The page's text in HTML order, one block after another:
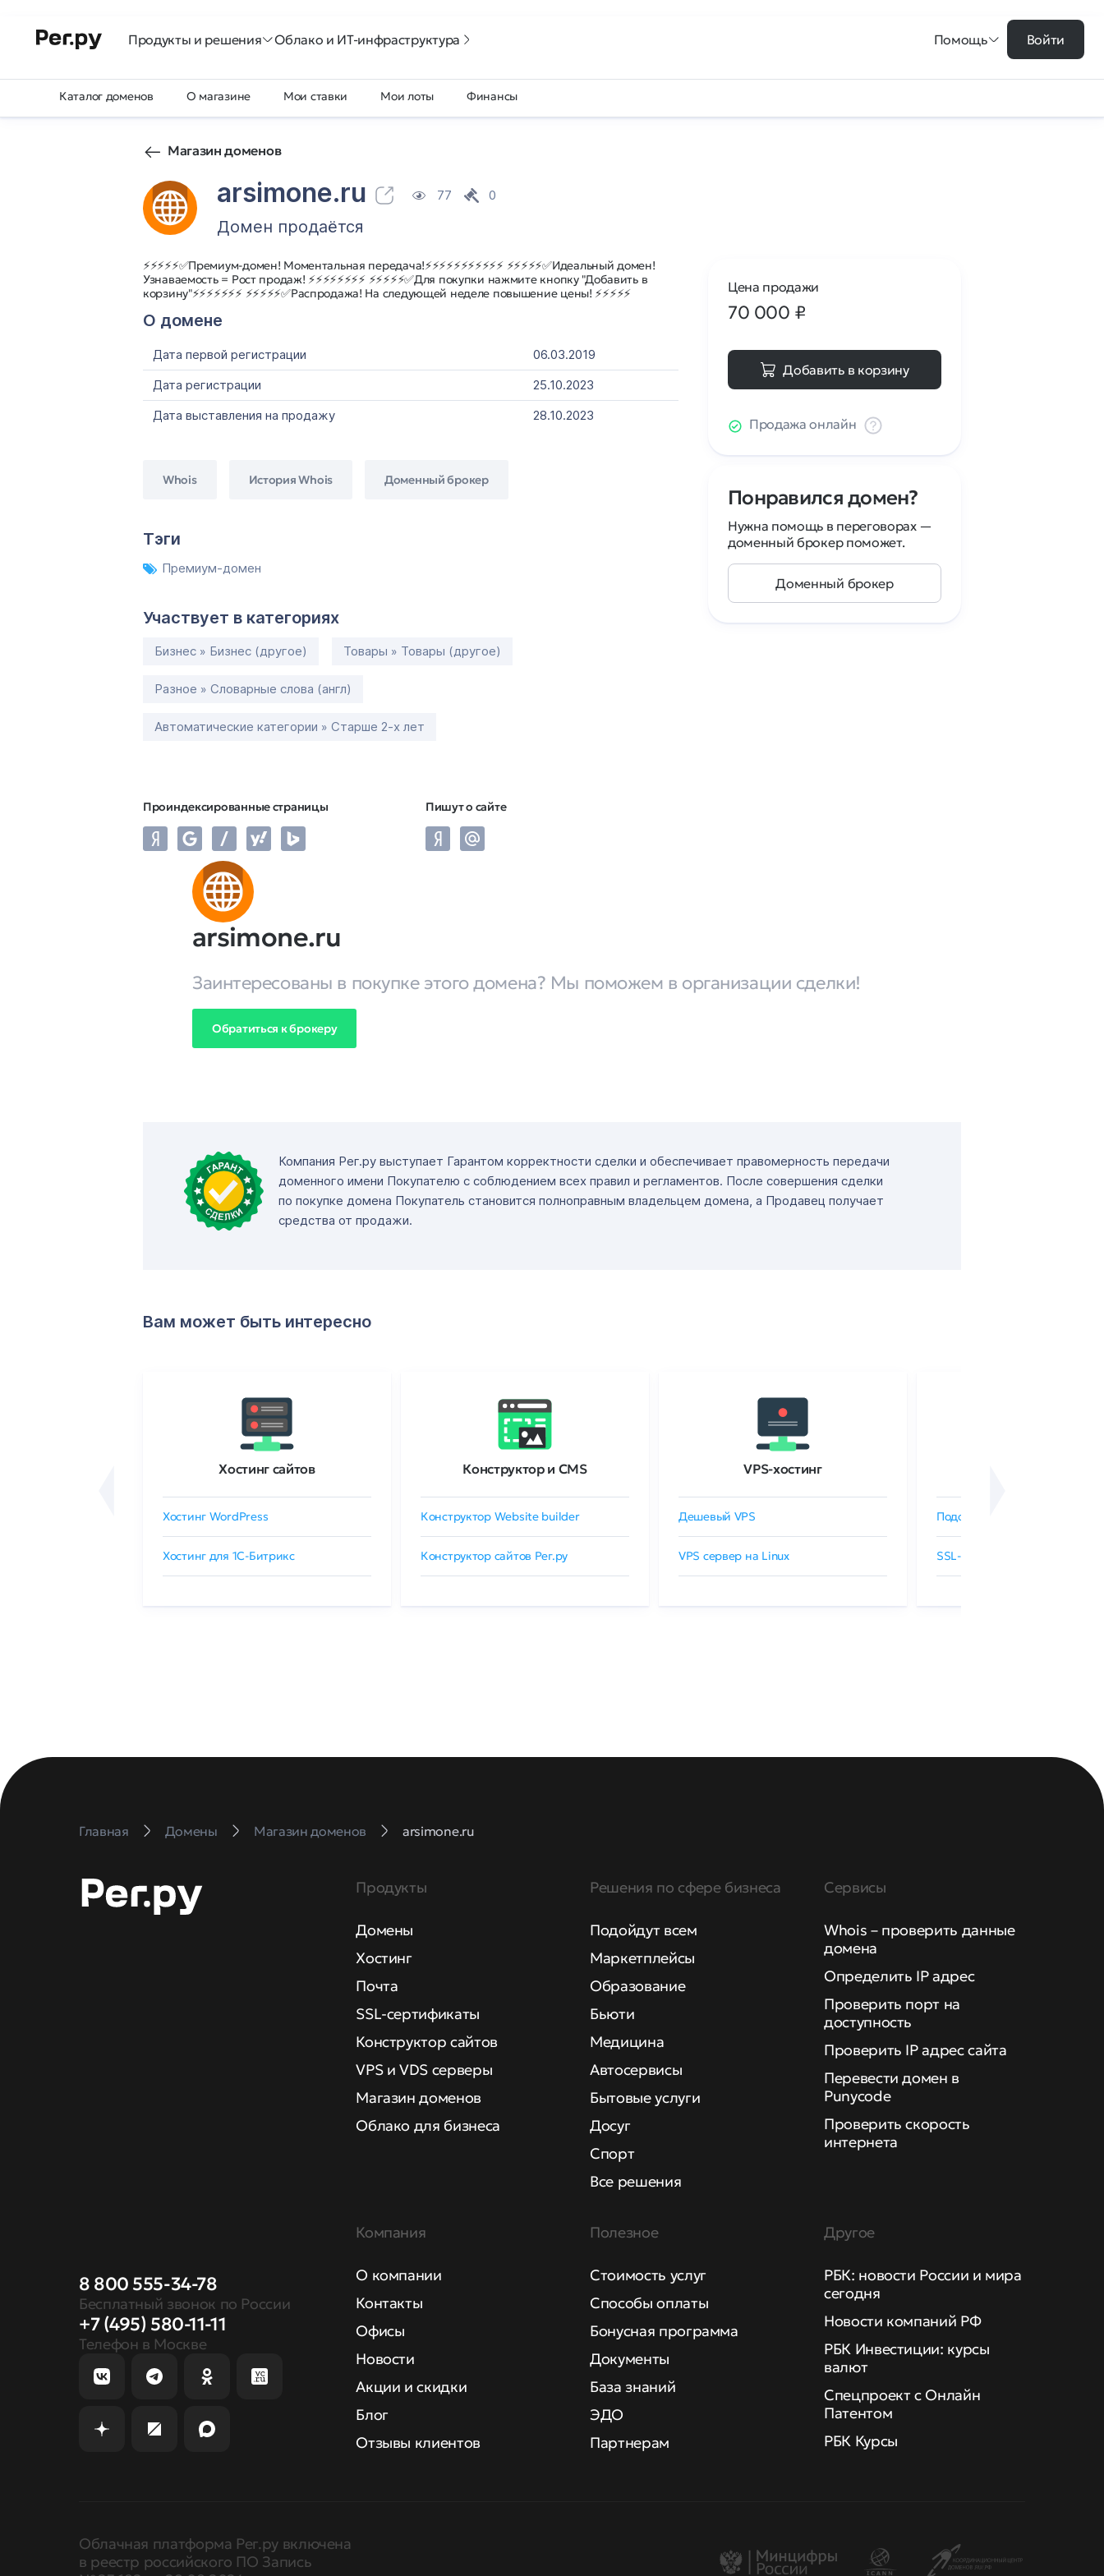
Продукты и решения Облако и ИТ-инфраструктура Помощь Войти
Каталог доменов О магазине Мои ставки Мои лоты Финансы
Магазин доменов
arsimone.ru 77 0
Домен продаётся
⚡⚡⚡⚡⚡✅Премиум-домен! Моментальная передача!⚡⚡⚡⚡⚡⚡⚡⚡⚡⚡⚡ ⚡⚡⚡⚡⚡✅Идеальный домен!
Узнаваемость = Рост продаж! ⚡⚡⚡⚡⚡⚡⚡⚡ ⚡⚡⚡⚡⚡✅Для покупки нажмите кнопку "Добавить в
корзину"⚡⚡⚡⚡⚡⚡⚡ ⚡⚡⚡⚡⚡✅Распродажа! На следующей неделе повышение цены! ⚡⚡⚡⚡⚡
О домене
Дата первой регистрации
06.03.2019
Дата регистрации
25.10.2023
Дата выставления на продажу
28.10.2023
Whois История Whois Доменный брокер
Тэги
Премиум-домен
Участвует в категориях
Бизнес » Бизнес (другое) Товары » Товары (другое)
Разное » Словарные слова (англ)
Автоматические категории » Старше 2-х лет
Проиндексированные страницы Пишут о сайте
Цена продажи
70 000 ₽
Добавить в корзину
Продажа онлайн
Понравился домен?
Нужна помощь в переговорах —
доменный брокер поможет.
Доменный брокер
arsimone.ru
Заинтересованы в покупке этого домена? Мы поможем в организации сделки!
Обратиться к брокеру
Компания Рег.ру выступает Гарантом корректности сделки и обеспечивает правомерность передачи
доменного имени Покупателю с соблюдением всех правил и регламентов. После совершения сделки
по покупке домена Покупатель становится полноправным владельцем домена, а Продавец получает
средства от продажи.
Вам может быть интересно
Хостинг сайтов
Хостинг WordPress
Хостинг для 1C-Битрикс
Конструктор и CMS
Конструктор Website builder
Конструктор сайтов Рег.ру
VPS-хостинг
Дешевый VPS
VPS сервер на Linux
Подобрать SSL-сертификат
SSL-сертификаты GlobalSign
Главная Домены Магазин доменов arsimone.ru
8 800 555-34-78
Бесплатный звонок по России
+7 (495) 580-11-11
Телефон в Москве
Продукты
Домены
Хостинг
Почта
SSL-сертификаты
Конструктор сайтов
VPS и VDS серверы
Магазин доменов
Облако для бизнеса
Решения по сфере бизнеса
Подойдут всем
Маркетплейсы
Образование
Бьюти
Медицина
Автосервисы
Бытовые услуги
Досуг
Спорт
Все решения
Сервисы
Whois – проверить данные
домена
Определить IP адрес
Проверить порт на
доступность
Проверить IP адрес сайта
Перевести домен в
Punycode
Проверить скорость
интернета
Компания
О компании
Контакты
Офисы
Новости
Акции и скидки
Блог
Отзывы клиентов
Полезное
Стоимость услуг
Способы оплаты
Бонусная программа
Документы
База знаний
ЭДО
Партнерам
Другое
РБК: новости России и мира
сегодня
Новости компаний РФ
РБК Инвестиции: курсы
валют
Спецпроект с Онлайн
Патентом
РБК Курсы
Облачная платформа Рег.ру включена
в реестр российского ПО Запись